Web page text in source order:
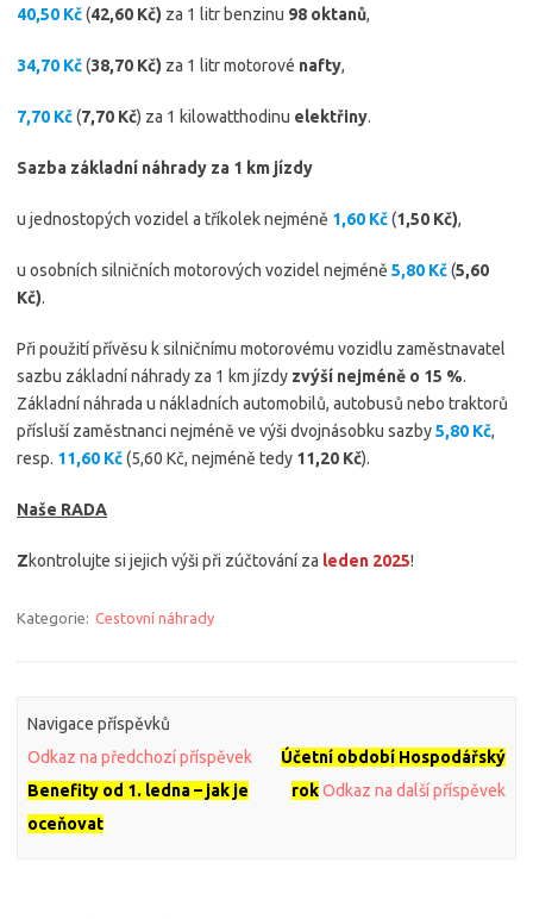
40,50 Kč(42,60 Kč) za 1 litr benzinu 98 oktanů,
34,70 Kč(38,70 Kč) za 1 litr motorové nafty,
7,70 Kč(7,70 Kč) za 1 kilowatthodinu elektřiny.
Sazba základní náhrady za 1 km jízdy
u jednostopých vozidel a tříkolek nejméně 1,60 Kč(1,50 Kč),
u osobních silničních motorových vozidel nejméně 5,80 Kč(5,60
Kč).
Při použití přívěsu k silničnímu motorovému vozidlu zaměstnavatel
sazbu základní náhrady za 1 km jízdy zvýší nejméně o 15 %.
Základní náhrada u nákladních automobilů, autobusů nebo traktorů
přísluší zaměstnanci nejméně ve výši dvojnásobku sazby5,80 Kč,
resp. 11,60 Kč(5,60 Kč, nejméně tedy 11,20 Kč).
Naše RADA
Zkontrolujte si jejich výši při zúčtování za leden 2025!
Kategorie: Cestovní náhrady
Navigace příspěvků
Odkaz na předchozí příspěvek
Benefity od 1. ledna – jak je
oceňovat
Účetní období Hospodářský
rok Odkaz na další příspěvek